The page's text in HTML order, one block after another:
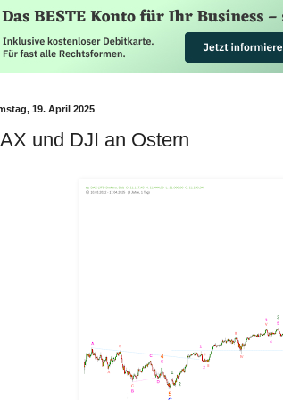
19. April 2025
und DJI an Ostern